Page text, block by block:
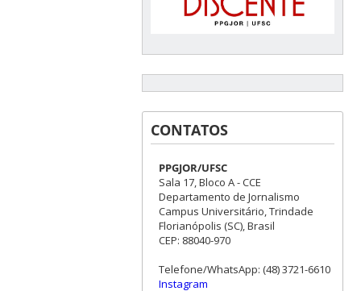
CONTATOS
PPGJOR/UFSC
Sala 17, Bloco A - CCE
Departamento de Jornalismo
Campus Universitário, Trindade
Florianópolis (SC), Brasil
CEP: 88040-970
Telefone/WhatsApp: (48) 3721-6610
Instagram